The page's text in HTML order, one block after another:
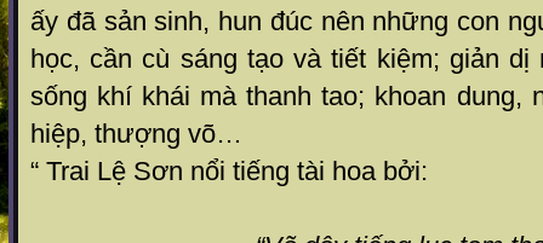
ấy đã sản sinh, hun đúc nên những con
học, cần cù sáng tạo và tiết kiệm; giản
sống khí khái mà thanh tao; khoan dung,
hiệp, thượng võ…
“ Trai Lệ Sơn nổi tiếng tài hoa bởi: